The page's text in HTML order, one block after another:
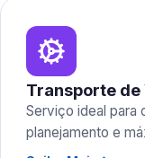
Transporte de
Serviço ideal para
planejamento e